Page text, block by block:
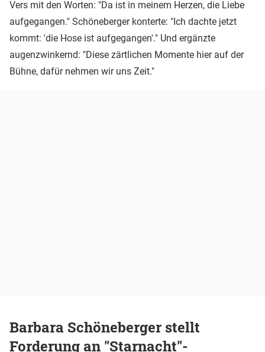
Vers mit den Worten: "Da ist in meinem Herzen, die Liebe
aufgegangen." Schöneberger konterte: "Ich dachte jetzt
kommt: 'die Hose ist aufgegangen'." Und ergänzte
augenzwinkernd: "Diese zärtlichen Momente hier auf der
Bühne, dafür nehmen wir uns Zeit."
Barbara Schöneberger stellt
Forderung an "Starnacht"-